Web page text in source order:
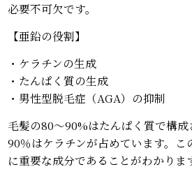
必要不可欠です。
【亜鉛の役割】
・ケラチンの生成
・たんぱく質の生成
・男性型脱毛症（AGA）の抑制
毛髪の80～90%はたんぱく質で構
90％はケラチンが占めています。
に重要な成分であることがわかりま